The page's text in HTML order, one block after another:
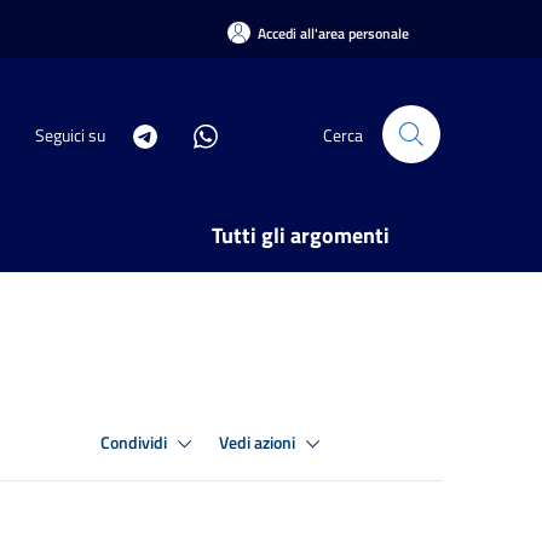
Accedi all'area personale
Seguici su Cerca
Tutti gli argomenti
Condividi Vedi azioni